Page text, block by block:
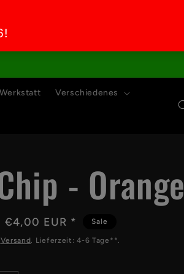
Werkstatt Verschiedenes
- Orange
Verkaufspreis
€4,00 EUR * Sale
Versand. Lieferzeit: 4-6 Tage**.